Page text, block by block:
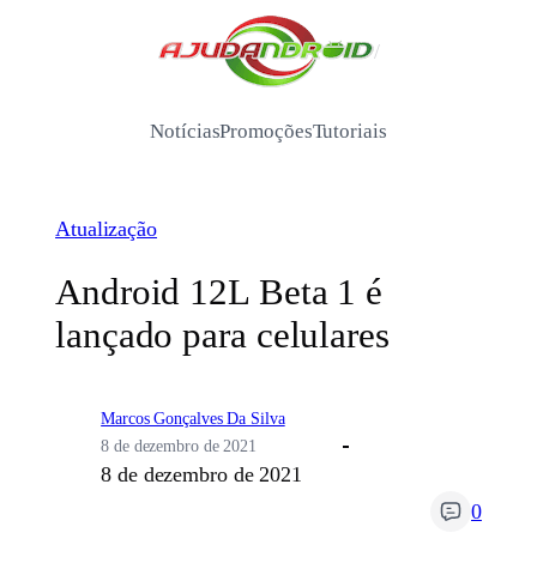
/
NotíciasPromoçõesTutoriais
Atualização
Android 12L Beta 1 é
lançado para celulares
Marcos Gonçalves Da Silva
8 de dezembro de 2021
8 de dezembro de 2021
0